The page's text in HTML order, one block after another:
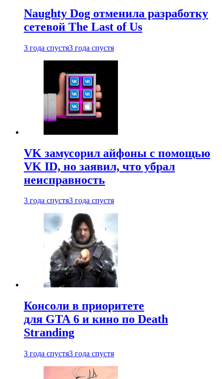
Naughty Dog отменила разработку
сетевой The Last of Us
3 года спустя3 года спустя
VK замусорил айфоны с помощью
VK ID, но заявил, что убрал
неисправность
3 года спустя3 года спустя
Консоли в приоритете
для GTA 6 и кино по Death
Stranding
3 года спустя3 года спустя